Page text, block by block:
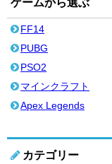
カテゴリー
ゲームから選ぶ
FF14
PUBG
PSO2
マインクラフト
Apex Legends